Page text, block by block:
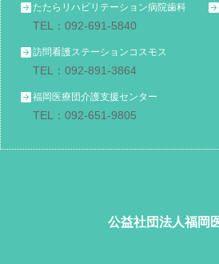
たたらリハビリテーション病院歯科
TEL：092-691-5840
訪問看護ステーションコスモス
TEL：092-891-3864
福岡医療団介護支援センター
TEL：092-651-9805
公益社団法人福岡